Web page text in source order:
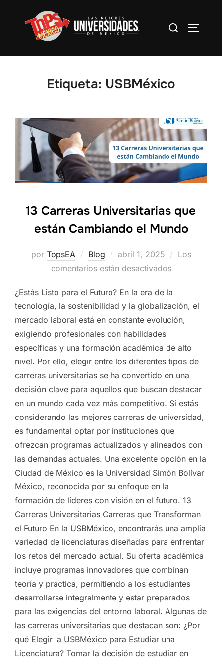
contenido
Buscar:
Etiqueta: USBMéxico
13 Carreras Universitarias que
están Cambiando el Mundo
por TopsEA Blog
Publicado
el
abril 1, 2025
Los
comentarios están desactivados
¿Estás Listo para el Futuro? En la era de la
tecnología, la sostenibilidad y la globalización, el
mercado laboral está en constante evolución,
exigiendo profesionales con habilidades
específicas y una formación académica de alto
nivel. Por ello, elegir entre los diferentes tipos de
carreras universitarias se ha convertido en una
decisión clave para aquellos que buscan destacar
en un mundo cada vez más competitivo. Si estás
considerando las mejores carreras de universidad,
es fundamental optar por instituciones que
ofrezcan programas actualizados y alineados con
las demandas actuales. Una excelente opción en la
Ciudad de México es la Universidad Simón Bolívar
México, reconocida por su enfoque en la
formación de líderes con visión en el futuro. 13
Carreras Universitarias Carreras que Transforman
el Futuro En la USBMéxico, encontrarás una amplia
variedad de licenciaturas diseñadas para enfrentar
los retos del mercado actual. Su oferta académica
incluye programas innovadores que combinan
teoría y práctica, permitiendo a los estudiantes
desarrollarse integralmente y estar preparados
para las exigencias del entorno laboral. Algunas de
las carreras universitarias que destacan son: ¿Por
qué Elegir la USBMéxico para Estudiar una
Licenciatura? Tomar la decisión de estudiar en